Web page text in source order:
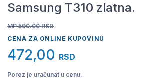
Samsung T310 zlatna.
MP 590.00 RSD
CENA ZA ONLINE KUPOVINU
472,00 RSD
Porez je uračunat u cenu.